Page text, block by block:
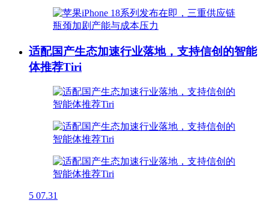
适配国产生态加速行业落地，支持信创的智能
体推荐Tiri
5 07.31